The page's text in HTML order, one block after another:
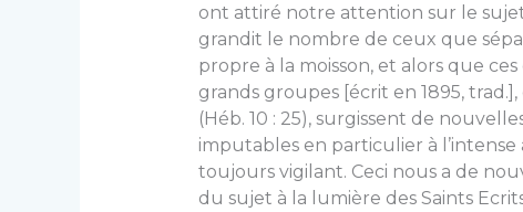
ont attiré notre attention sur le sujet
grandit le nombre de ceux que
propre à la moisson, et alors que
grands groupes [écrit en 1895,
(Héb. 10 : 25), surgissent de
imputables en particulier à
toujours vigilant. Ceci nous a de
du sujet à la lumière des Saints